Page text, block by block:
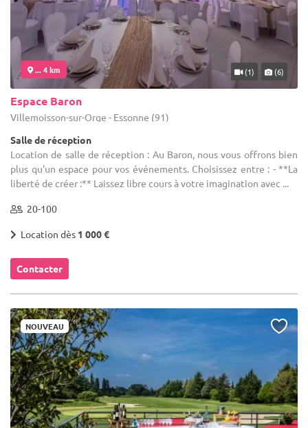
... 4 km (1) (6)
Espace Baron
Villemoisson-sur-Orge - Essonne (91)
Salle de réception
Location de salle de réception : Au Baron, nous vous offrons bien
plus qu'un espace pour vos événements. Choisissez entre : - **La
liberté de créer :** Laissez libre cours à votre imagination avec ...
20-100
Location dès 1 000 €
Contacter
NOUVEAU